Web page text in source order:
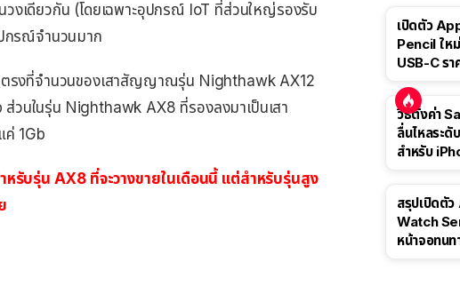
งเดียวกัน (โดยเฉพาะอุปกรณ์ IoT ที่ส่วนใหญ่รองรับ
กรณ์จำนวนมาก
รงที่จำนวนของเสาสัญญาณรุ่น Nighthawk AX12
นในรุ่น Nighthawk AX8 ที่รองลงมาเป็นเสา
1Gb
รับรุ่น AX8 ที่จะวางขายในเดือนนี้ แต่สำหรับรุ่นสูง
เปิดตัว
Pencil ให
USB-C รา
นี้
วิธีตั้งค่า
ลื่นไหลระดั
สำหรับ
สรุปเปิดตั
Watch
หน้าจอทนท